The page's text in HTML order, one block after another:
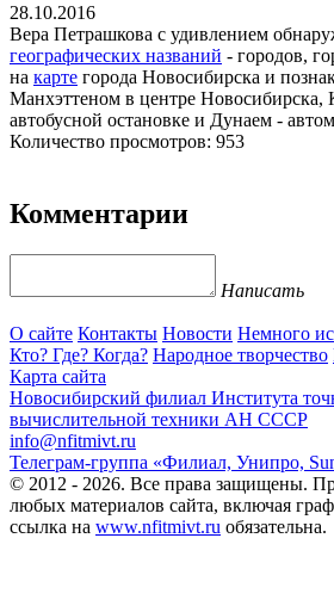
28.10.2016
Вера Петрашкова с удивлением
географических названий - городов,
на карте города Новосибирска и
Манхэттеном в центре Новосибирска,
автобусной остановке и Дунаем -
Количество просмотров: 953
Комментарии
Написать
О сайте Контакты Новости Немного
Кто? Где? Когда? Народное творчество
Карта сайта
Новосибирский филиал Института
вычислительной техники АН СССР
info@nfitmivt.ru
Телеграм-группа «Филиал, Унипро,
© 2012 - 2026. Все права защищены.
любых материалов сайта, включая
ссылка на www.nfitmivt.ru обязательна.